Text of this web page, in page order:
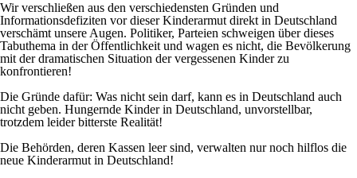
Wir verschließen aus den verschiedensten Gründen und
Informationsdefiziten vor dieser Kinderarmut direkt in Deutschland
verschämt unsere Augen. Politiker, Parteien schweigen über dieses
Tabuthema in der Öffentlichkeit und wagen es nicht, die Bevölkerung
mit der dramatischen Situation der vergessenen Kinder zu
konfrontieren!
Die Gründe dafür: Was nicht sein darf, kann es in Deutschland auch
nicht geben. Hungernde Kinder in Deutschland, unvorstellbar,
trotzdem leider bitterste Realität!
Die Behörden, deren Kassen leer sind, verwalten nur noch hilflos die
neue Kinderarmut in Deutschland!